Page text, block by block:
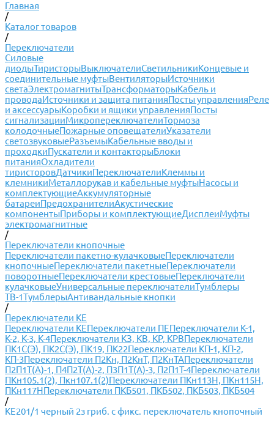
Главная
/
Каталог товаров
/
Переключатели
Силовые
диодыТиристорыВыключателиСветильникиКонцевые и
соединительные муфтыВентиляторыИсточники
светаЭлектромагнитыТрансформаторыКабель и
проводаИсточники и защита питанияПосты управленияРеле
и аксессуарыКоробки и ящики управленияПосты
сигнализацииМикропереключателиТормоза
колодочныеПожарные оповещателиУказатели
светозвуковыеРазъемыКабельные вводы и
проходкиПускатели и контакторыБлоки
питанияОхладители
тиристоровДатчикиПереключателиКлеммы и
клемникиМеталлорукав и кабельные муфтыНасосы и
комплектующиеАккумуляторные
батареиПредохранителиАкустические
компонентыПриборы и комплектующиеДисплеиМуфты
электромагнитные
/
Переключатели кнопочные
Переключатели пакетно-кулачковыеПереключатели
кнопочныеПереключатели пакетныеПереключатели
поворотныеПереключатели крестовыеПереключатели
кулачковыеУниверсальные переключателиТумблеры
ТВ-1ТумблерыАнтивандальные кнопки
/
Переключатели КЕ
Переключатели КЕПереключатели ПЕПереключатели К-1,
К-2, К-3, К-4Переключатели КЗ, КВ, КР, КРВПереключатели
ПК1С(Э), ПК2С(Э), ПК19, ПК22Переключатели КП-1, КП-2,
КП-3Переключатели П2Кн, П2КнТ, П2КнТАПереключатели
П2П1Т(А)-1, П4П2Т(А)-2, П3П1Т(А)-3, П2П1Т-4Переключатели
ПКн105.1(2), Пкн107.1(2)Переключатели ПКн113Н, ПКн115Н,
ПКн117НПереключатели ПКБ501, ПКБ502, ПКБ503, ПКБ504
/
КЕ201/1 черный 2з гриб. с фикс. переключатель кнопочный